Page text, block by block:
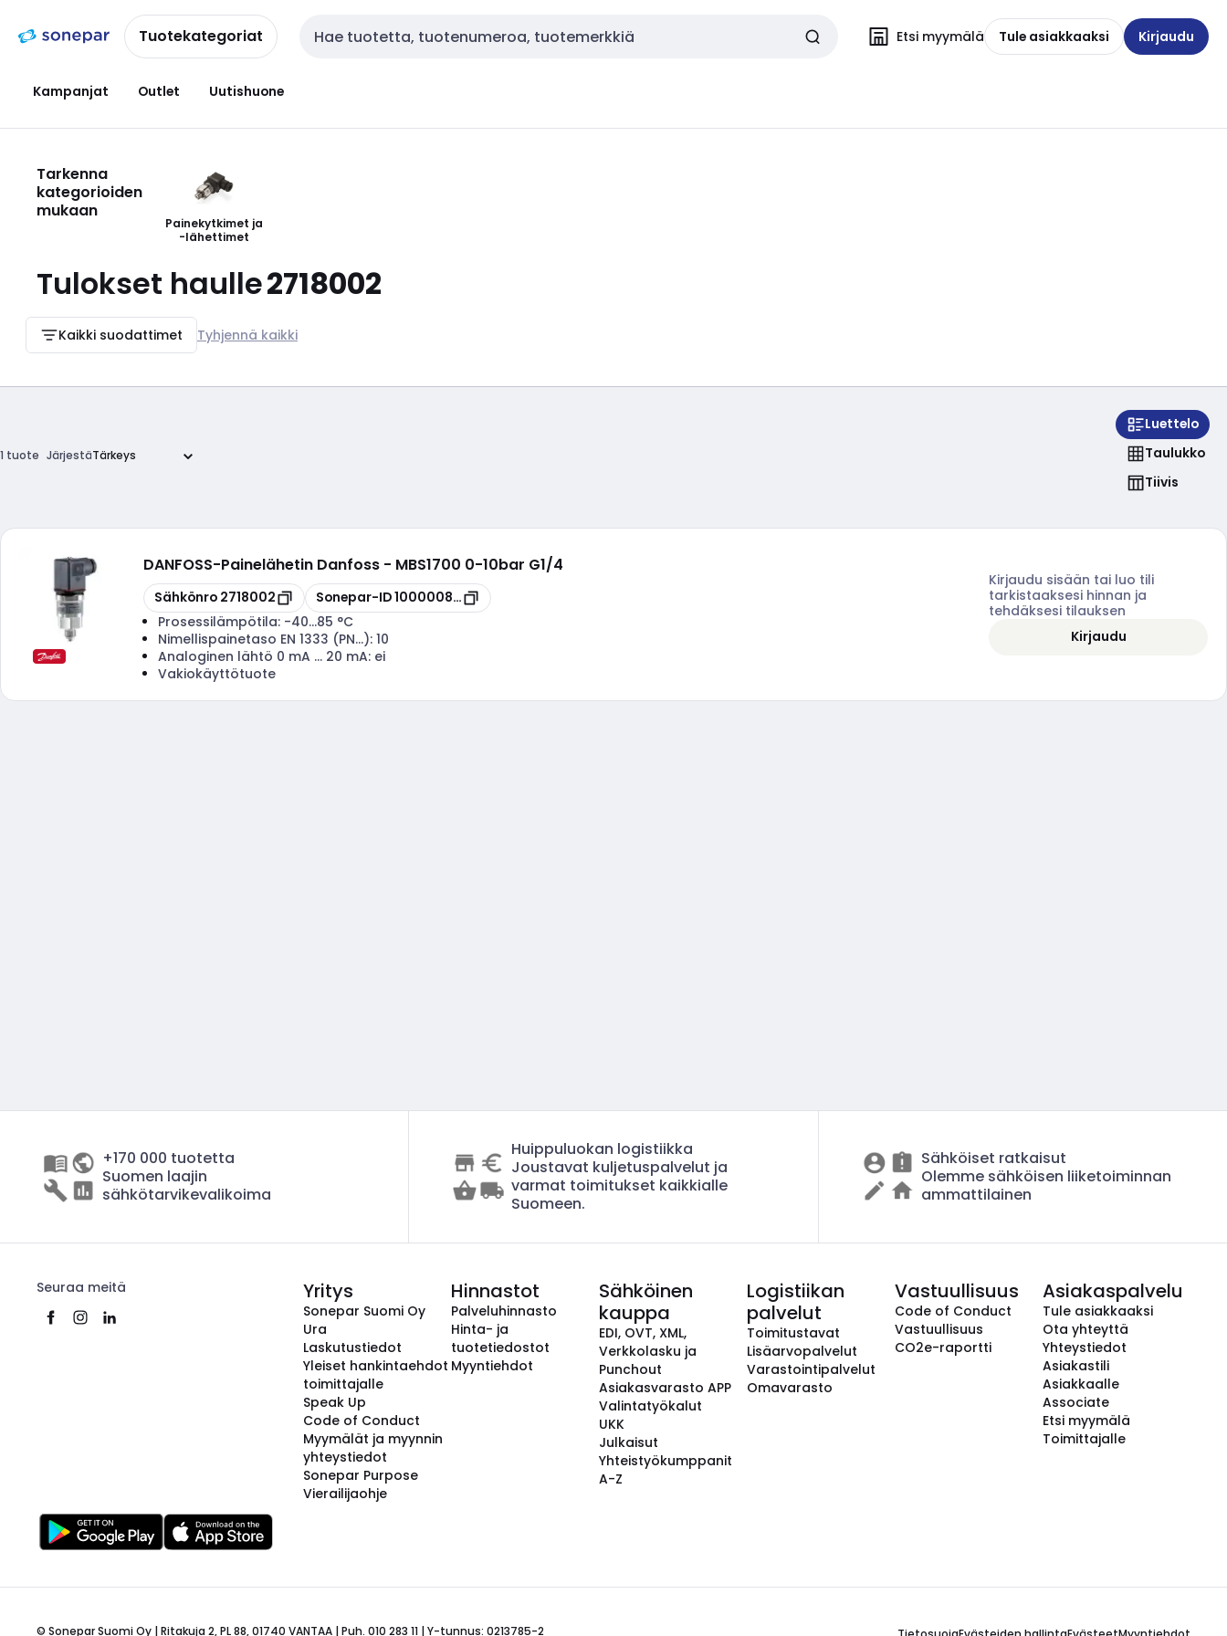
navigointiinsisältöönTuotekategoriat Haku Etsi myymälä Tule asiakkaaksi Kirjaudu
Kampanjat Outlet Uutishuone
Tarkenna
kategorioiden
mukaan
Painekytkimet ja
-lähettimet
Tulokset haulle2718002
Kaikki suodattimet Tyhjennä kaikki
1 tuote Järjestä
Luettelo
Taulukko
Tiivis
DANFOSS-Painelähetin Danfoss - MBS1700 0-10bar G1/4
Kopioi
Sähkönro 2718002 Kopioi
Sonepar-ID100000844
Prosessilämpötila: -40...85 °C
Nimellispainetaso EN 1333 (PN...): 10
Analoginen lähtö 0 mA ... 20 mA: ei
Vakiokäyttötuote
Kirjaudu sisään tai luo tili
tarkistaaksesi hinnan ja
tehdäksesi tilauksen
Kirjaudu
+170 000 tuotetta
Suomen laajin
sähkötarvikevalikoima
Huippuluokan logistiikka
Joustavat kuljetuspalvelut ja
varmat toimitukset kaikkialle
Suomeen.
Sähköiset ratkaisut
Olemme sähköisen liiketoiminnan
ammattilainen
Seuraa meitä Yritys
Sonepar Suomi Oy
Ura
Laskutustiedot
Yleiset hankintaehdot
toimittajalle
Speak Up
Code of Conduct
Myymälät ja myynnin
yhteystiedot
Sonepar Purpose
Vierailijaohje
Hinnastot
Palveluhinnasto
Hinta- ja
tuotetiedostot
Myyntiehdot
Sähköinen
kauppa
EDI, OVT, XML,
Verkkolasku ja
Punchout
Asiakasvarasto APP
Valintatyökalut
UKK
Julkaisut
Yhteistyökumppanit
A-Z
Logistiikan
palvelut
Toimitustavat
Lisäarvopalvelut
Varastointipalvelut
Omavarasto
Vastuullisuus
Code of Conduct
Vastuullisuus
CO2e-raportti
Asiakaspalvelu
Tule asiakkaaksi
Ota yhteyttä
Yhteystiedot
Asiakastili
Asiakkaalle
Associate
Etsi myymälä
Toimittajalle
© Sonepar Suomi Oy | Ritakuja 2, PL 88, 01740 VANTAA | Puh. 010 283 11 | Y-tunnus: 0213785-2